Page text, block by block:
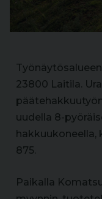
23800 Laitila.
uudella 8-
875.
Paikalla